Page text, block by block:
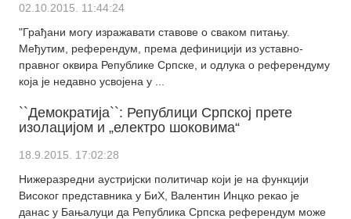
02.10.2015. 11:44:24
"Грађани могу изражавати ставове о сваком питању.
Међутим, референдум, према дефиницији из уставно-
правног оквира Републике Српске, и одлука о референдуму
која је недавно усвојена у ...
``Демократија``: Републици Српској прете
изолацијом и „електро шоковима“
18.9.2015. 17:02:28
Нижеразредни аустријски политичар који је на функцији
Високог представника у БиХ, Валентин Инцко рекао је
данас у Бањалуци да Република Српска референдум може